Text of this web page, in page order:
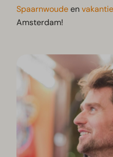
Spaarnwoudeen
Amsterdam!